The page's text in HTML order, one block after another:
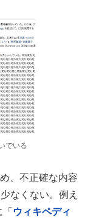
でいる
、不正確な内容
なくない。例え
「ウィキペディ